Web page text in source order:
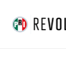
contenido